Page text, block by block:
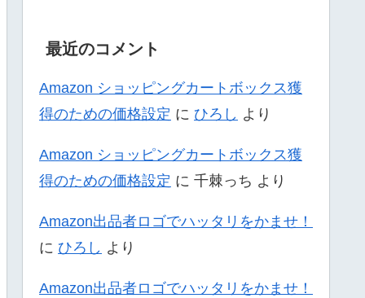
最近のコメント
Amazon ショッピングカートボックス獲
得のための価格設定 に ひろし より
Amazon ショッピングカートボックス獲
得のための価格設定 に 千棘っち より
Amazon出品者ロゴでハッタリをかませ！
に ひろし より
Amazon出品者ロゴでハッタリをかませ！